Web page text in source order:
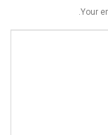
Your